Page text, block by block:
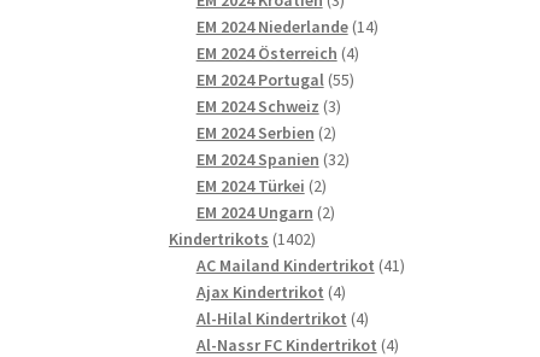
Produkte
EM 2024 Niederlande 1414
EM 2024 Österreich 44
Produkte
EM 2024 Portugal 5555
EM 2024 Schweiz 33
Produkte
EM 2024 Serbien 22
Produkte
EM 2024 Spanien 3232
EM 2024 Türkei 22
Produkte
EM 2024 Ungarn 22
Kindertrikots 14021402
Produkte
AC Mailand Kindertrikot 4141
Ajax Kindertrikot 44
Produkte
Al-Hilal Kindertrikot 44
Produkte
Al-Nassr FC Kindertrikot 44